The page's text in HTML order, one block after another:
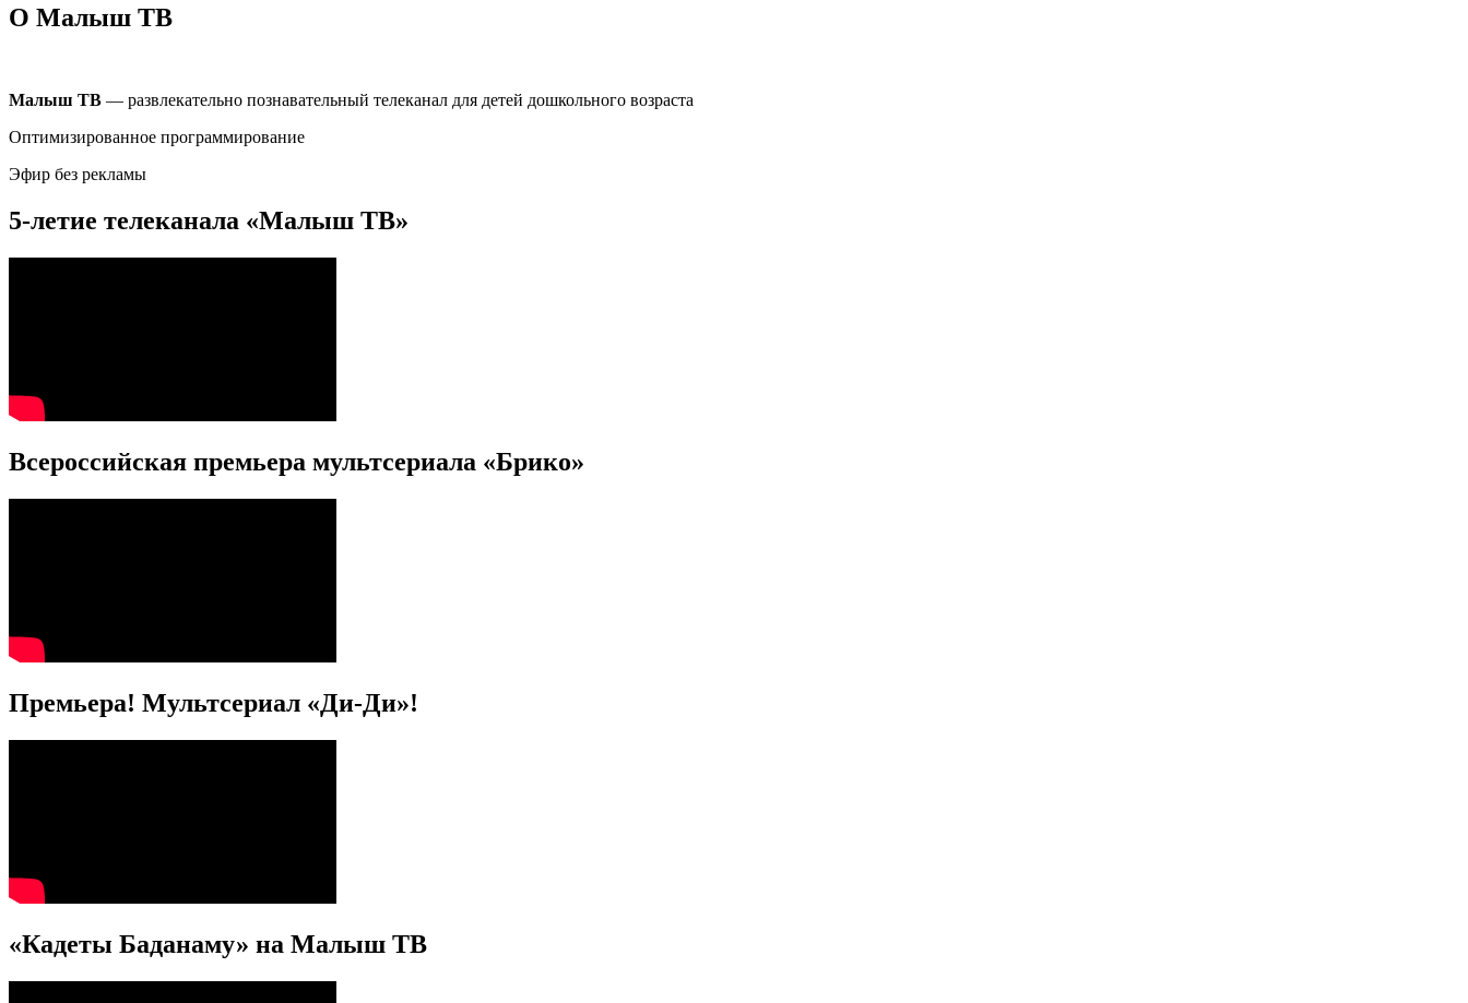
О Малыш ТВ
Малыш ТВ — развлекательно познавательный телеканал для детей дошкольного возраста
Оптимизированное программирование
Эфир без рекламы
5-летие телеканала «Малыш ТВ»
Всероссийская премьера мультсериала «Брико»
Премьера! Мультсериал «Ди-Ди»!
«Кадеты Баданаму» на Малыш ТВ